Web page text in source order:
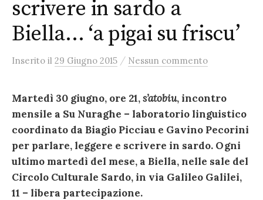
scrivere in sardo a
Biella… ‘a pigai su friscu’
Inserito il 29 Giugno 2015 / Nessun commento
Martedì 30 giugno, ore 21,s’atobiu, incontro
mensile a Su Nuraghe – laboratorio linguistico
coordinato da Biagio Picciau e Gavino Pecorini
per parlare, leggere e scrivere in sardo. Ogni
ultimo martedì del mese, a Biella, nelle sale del
Circolo Culturale Sardo, in via Galileo Galilei,
11 – libera partecipazione.